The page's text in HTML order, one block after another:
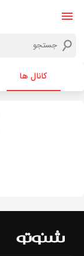
کانال ها